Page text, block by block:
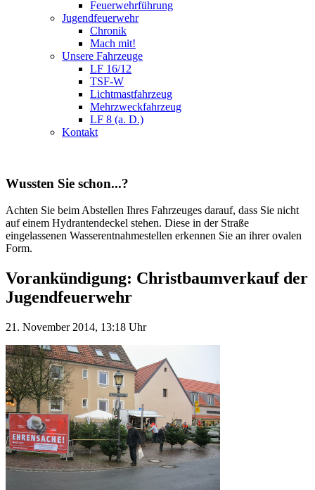
Feuerwehrführung
Jugendfeuerwehr
Chronik
Mach mit!
Unsere Fahrzeuge
LF 16/12
TSF-W
Lichtmastfahrzeug
Mehrzweckfahrzeug
LF 8 (a. D.)
Kontakt
Wussten Sie schon...?
Achten Sie beim Abstellen Ihres Fahrzeuges darauf, dass Sie nicht
auf einem Hydrantendeckel stehen. Diese in der Straße
eingelassenen Wasserentnahmestellen erkennen Sie an ihrer ovalen
Form.
Vorankündigung: Christbaumverkauf der
Jugendfeuerwehr
21. November 2014, 13:18 Uhr